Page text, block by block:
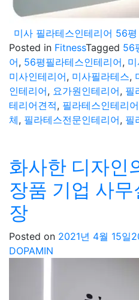
Posted in FitnessTagged 56
어, 56평필라테스인테리어,
미사인테리어, 미사필라테스,
인테리어, 요가원인테리어, 필
테리어견적, 필라테스인테리
체, 필라테스전문인테리어, 필
화사한 디자인
장품 기업 사
장
Posted on 2021년 4월 15일
DOPAMIN